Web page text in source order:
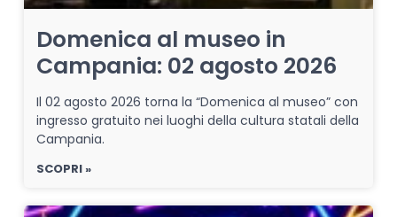
Domenica al museo in
Campania: 02 agosto 2026
Il 02 agosto 2026 torna la “Domenica al museo” con
ingresso gratuito nei luoghi della cultura statali della
Campania.
SCOPRI »